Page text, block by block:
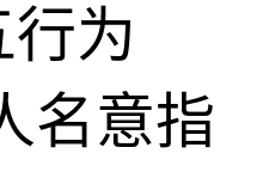
为
名意指